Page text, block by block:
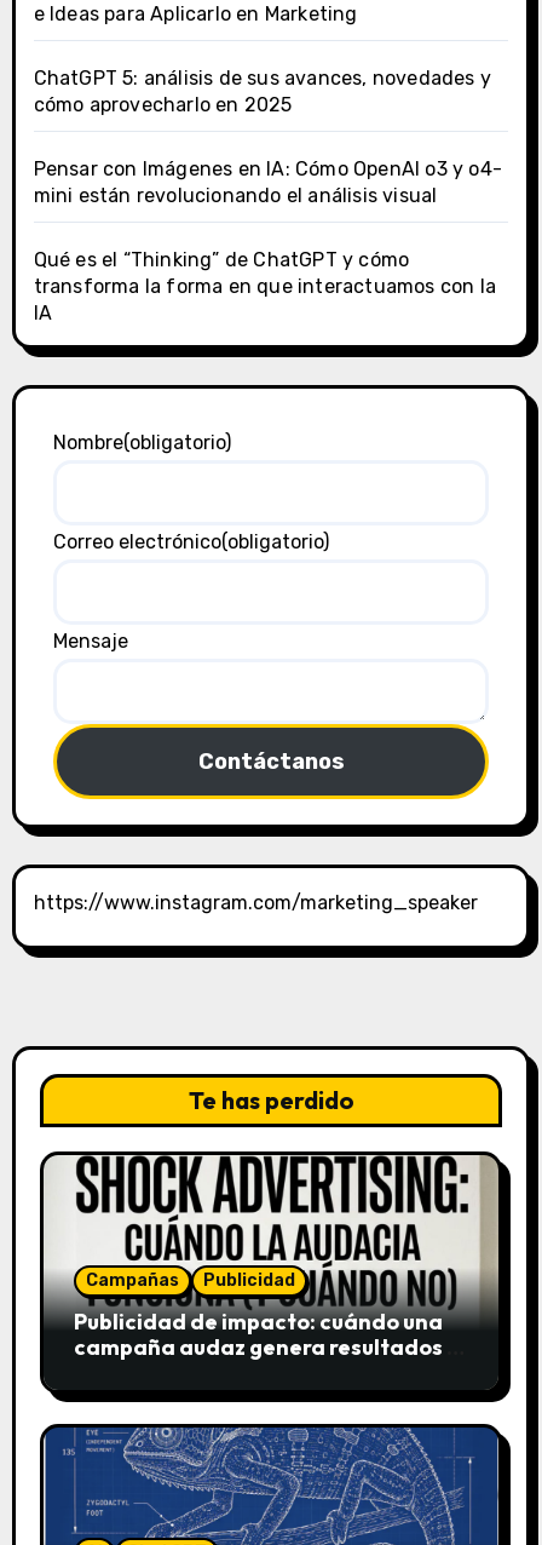
e Ideas para Aplicarlo en Marketing
ChatGPT 5: análisis de sus avances, novedades y
cómo aprovecharlo en 2025
Pensar con Imágenes en IA: Cómo OpenAI o3 y o4-
mini están revolucionando el análisis visual
Qué es el “Thinking” de ChatGPT y cómo
transforma la forma en que interactuamos con la
IA
Nombre(obligatorio)
Correo electrónico(obligatorio)
Mensaje
Contáctanos
https://www.instagram.com/marketing_speaker
Te has perdido
Campañas Publicidad
Publicidad de impacto: cuándo una
campaña audaz genera resultados y